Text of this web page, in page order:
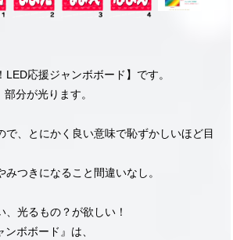
応援ジャンボボード】です。
分が光ります。
で、とにかく良い意味で恥ずかしいほど目
つきになること間違いなし。
光るもの？が欲しい！
ンボボード』は、